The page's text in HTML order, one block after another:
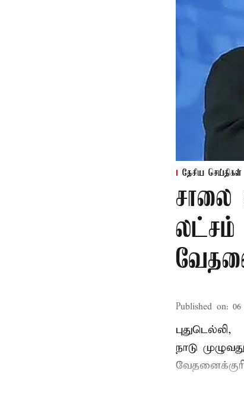
தேசிய செய்திகள்
சாலை
லட்சம்
Published on:
புதுடெல்லி,
நாடு